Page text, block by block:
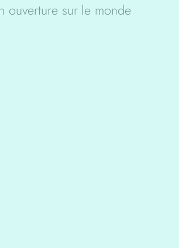
ouverture sur le monde